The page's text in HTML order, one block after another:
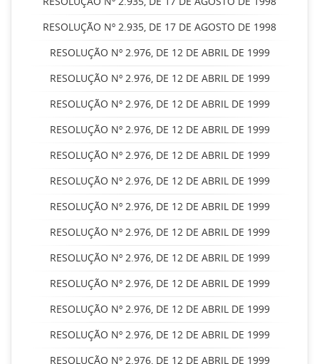
RESOLUÇÃO Nº 2.935, DE 17 DE AGOSTO DE 1998
RESOLUÇÃO Nº 2.976, DE 12 DE ABRIL DE 1999
RESOLUÇÃO Nº 2.976, DE 12 DE ABRIL DE 1999
RESOLUÇÃO Nº 2.976, DE 12 DE ABRIL DE 1999
RESOLUÇÃO Nº 2.976, DE 12 DE ABRIL DE 1999
RESOLUÇÃO Nº 2.976, DE 12 DE ABRIL DE 1999
RESOLUÇÃO Nº 2.976, DE 12 DE ABRIL DE 1999
RESOLUÇÃO Nº 2.976, DE 12 DE ABRIL DE 1999
RESOLUÇÃO Nº 2.976, DE 12 DE ABRIL DE 1999
RESOLUÇÃO Nº 2.976, DE 12 DE ABRIL DE 1999
RESOLUÇÃO Nº 2.976, DE 12 DE ABRIL DE 1999
RESOLUÇÃO Nº 2.976, DE 12 DE ABRIL DE 1999
RESOLUÇÃO Nº 2.976, DE 12 DE ABRIL DE 1999
RESOLUÇÃO Nº 2.976, DE 12 DE ABRIL DE 1999